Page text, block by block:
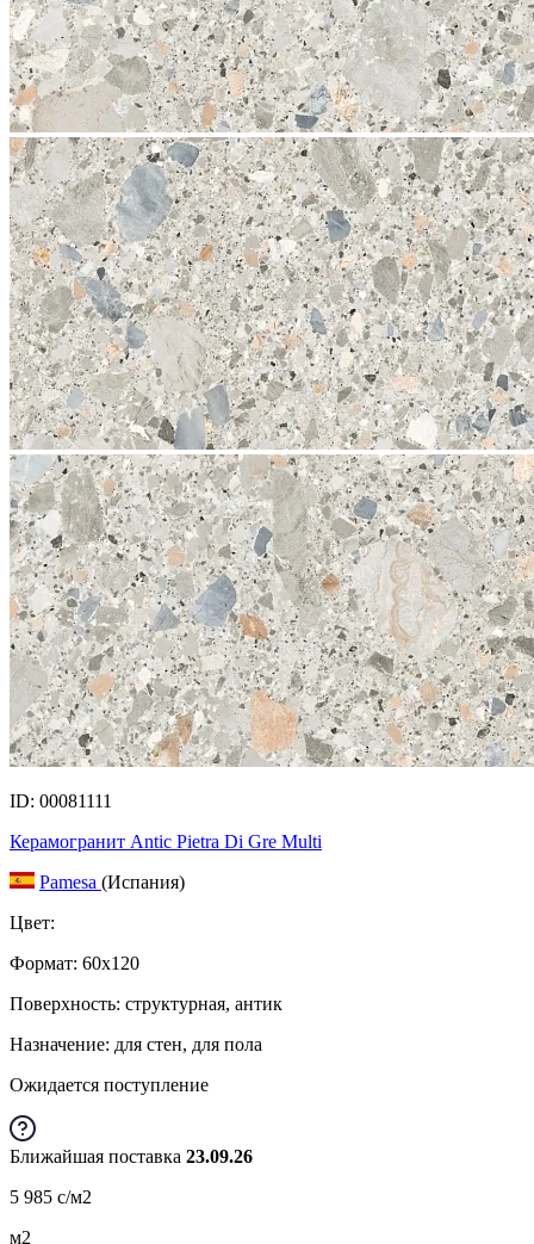
ID: 00081111
Керамогранит Antic Pietra Di Gre Multi
Pamesa (Испания)
Цвет:
Формат: 60x120
Поверхность: структурная, антик
Назначение: для стен, для пола
Ожидается поступление
Ближайшая поставка 23.09.26
5 985 c/м2
м2